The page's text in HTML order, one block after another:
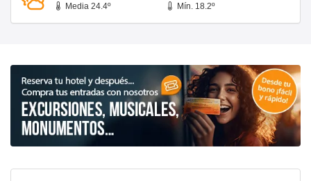
Media 24.4º
Mín. 18.2º